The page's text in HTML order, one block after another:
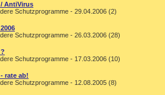
AntiVirus
Schutzprogramme - 29.04.2006 (2)
Schutzprogramme - 26.03.2006 (28)
Schutzprogramme - 17.03.2006 (10)
rate ab!
Schutzprogramme - 12.08.2005 (8)